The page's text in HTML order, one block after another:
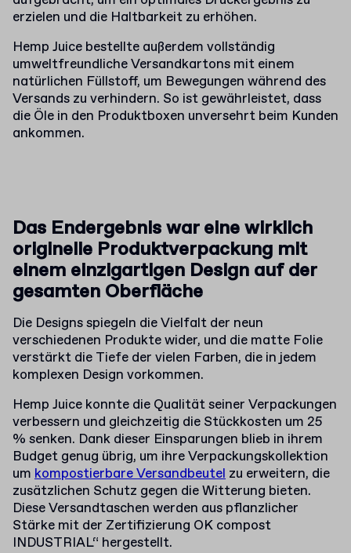
erzielen und die Haltbarkeit zu erhöhen.
Hemp Juice bestellte außerdem vollständig
umweltfreundliche Versandkartons mit einem
natürlichen Füllstoff, um Bewegungen während des
Versands zu verhindern. So ist gewährleistet, dass
die Öle in den Produktboxen unversehrt beim Kunden
ankommen.
Das Endergebnis war eine wirklich
originelle Produktverpackung mit
einem einzigartigen Design auf der
gesamten Oberfläche
Die Designs spiegeln die Vielfalt der neun
verschiedenen Produkte wider, und die matte Folie
verstärkt die Tiefe der vielen Farben, die in jedem
komplexen Design vorkommen.
Hemp Juice konnte die Qualität seiner Verpackungen
verbessern und gleichzeitig die Stückkosten um 25
% senken. Dank dieser Einsparungen blieb in ihrem
Budget genug übrig, um ihre Verpackungskollektion
um kompostierbare Versandbeutel zu erweitern, die
zusätzlichen Schutz gegen die Witterung bieten.
Diese Versandtaschen werden aus pflanzlicher
Stärke mit der Zertifizierung OK compost
INDUSTRIAL“ hergestellt.